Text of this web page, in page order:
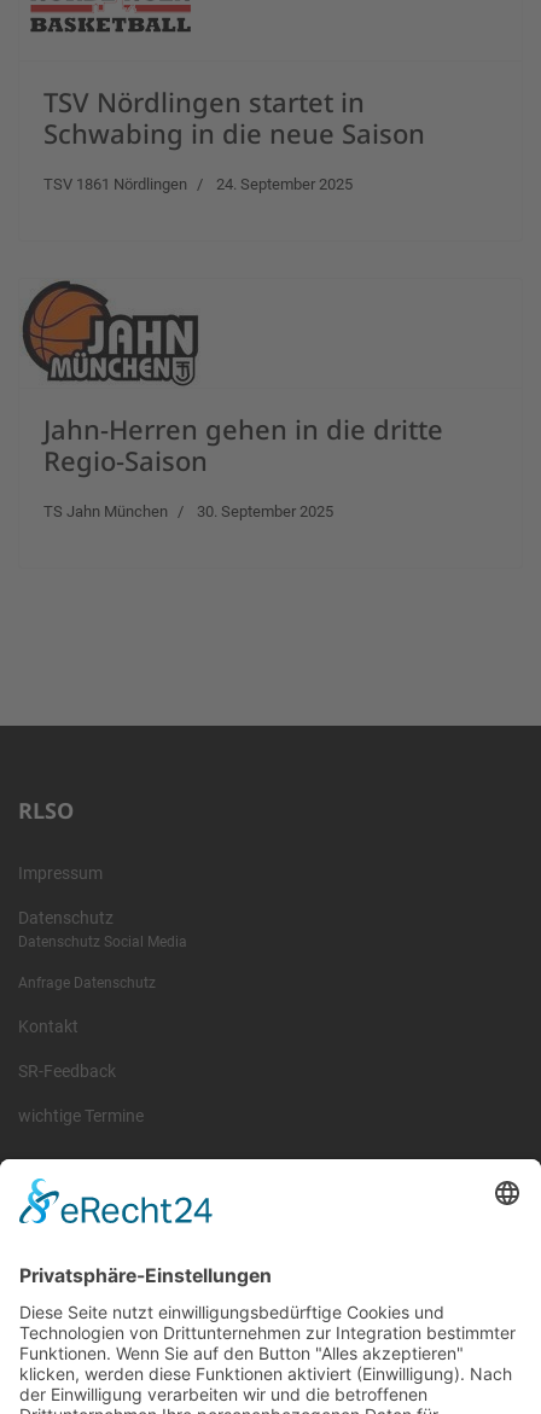
TSV Nördlingen startet in
Schwabing in die neue Saison
TSV 1861 Nördlingen 24. September 2025
Jahn-Herren gehen in die dritte
Regio-Saison
TS Jahn München 30. September 2025
RLSO
Impressum
Datenschutz
Datenschutz Social Media
Anfrage Datenschutz
Kontakt
SR-Feedback
wichtige Termine
Information
Sachsen und Thüringen. Er ist als eingetragener Verein tätig und
gleichzeitig Veranstalter der Spiele der Regionalliga in
verschiedenen Ligen.